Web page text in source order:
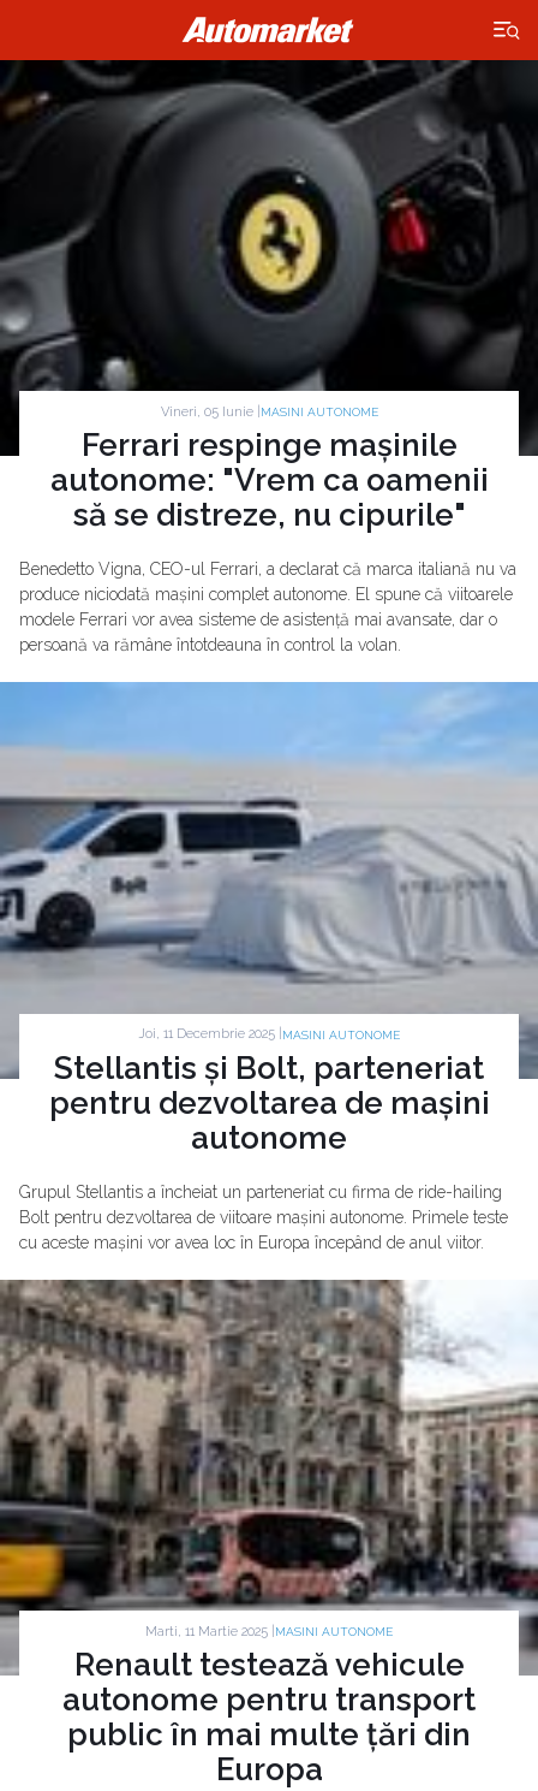
×
Vineri, 05 Iunie | MASINI AUTONOME
Ferrari respinge mașinile
autonome: "Vrem ca oamenii
să se distreze, nu cipurile"
Benedetto Vigna, CEO-ul Ferrari, a declarat că marca italiană nu va
produce niciodată mașini complet autonome. El spune că viitoarele
modele Ferrari vor avea sisteme de asistență mai avansate, dar o
persoană va rămâne întotdeauna în control la volan.
Joi, 11 Decembrie 2025 | MASINI AUTONOME
Stellantis și Bolt, parteneriat
pentru dezvoltarea de mașini
autonome
Grupul Stellantis a încheiat un parteneriat cu firma de ride-hailing
Bolt pentru dezvoltarea de viitoare mașini autonome. Primele teste
cu aceste mașini vor avea loc în Europa începând de anul viitor.
Marti, 11 Martie 2025 | MASINI AUTONOME
Renault testează vehicule
autonome pentru transport
public în mai multe țări din
Europa